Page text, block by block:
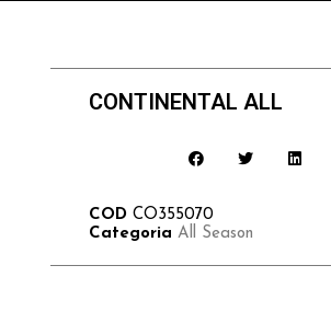
CONTINENTAL ALL
COD CO355070
Categoria All Season